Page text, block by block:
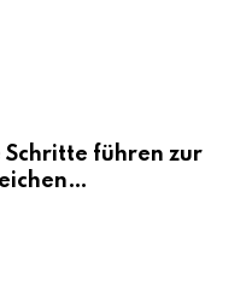
Schritte führen zur